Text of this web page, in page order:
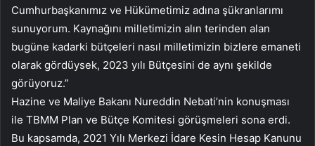
Cumhurbaşkanımız ve Hükümetimiz adına şükranlarımı
sunuyorum. Kaynağını milletimizin alın terinden alan
bugüne kadarki bütçeleri nasıl milletimizin bizlere emaneti
olarak gördüysek, 2023 yılı Bütçesini de aynı şekilde
görüyoruz.”
Hazine ve Maliye Bakanı Nureddin Nebati’nin konuşması
ile TBMM Plan ve Bütçe Komitesi görüşmeleri sona erdi.
Bu kapsamda, 2021 Yılı Merkezi İdare Kesin Hesap Kanunu